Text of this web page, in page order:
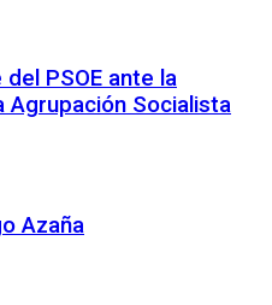
PSOE ante la
Agrupación Socialista
Azaña